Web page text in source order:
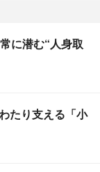
に潜む“人身取
たり支える「小